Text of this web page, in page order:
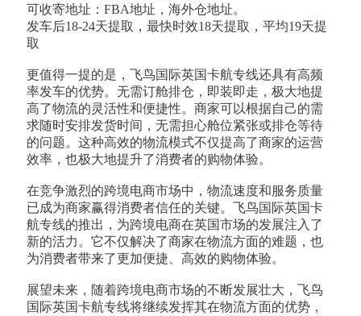
可收寄地址：FBA地址，海外仓地址。
发车后18-24天提取，最快时效18天提取，平均19天提
取
更值得一提的是，飞鸟国际英国卡航专线还具有高频
率发车的优势。无需订舱排仓，即装即走，极大地提
高了物流的灵活性和便捷性。商家可以根据自己的需
求随时安排发货时间，无需担心舱位紧张或排仓等待
的问题。这种高效的物流模式不仅提高了商家的运营
效率，也极大地提升了消费者的购物体验。
在竞争激烈的跨境电商市场中，物流速度和服务质量
已成为商家赢得消费者信任的关键。飞鸟国际英国卡
航专线的推出，为跨境电商在英国市场的发展注入了
新的活力。它不仅解决了商家在物流方面的难题，也
为消费者带来了更加便捷、高效的购物体验。
展望未来，随着跨境电商市场的不断发展壮大，飞鸟
国际英国卡航专线将继续发挥其在物流方面的优势，